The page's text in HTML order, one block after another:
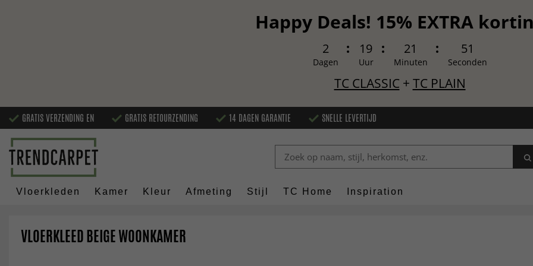
Happy Deals! 15% EXTRA
2
Dagen
19
Uur
21
Minuten
49
Seconden
TC CLASSIC+ TC PLAIN
GRATIS VERZENDING EN GRATIS RETOURZENDING 14 DAGEN GARANTIE SNELLE LEVERTIJD
Vloerkleden Kamer Kleur Afmeting Stijl TC Home Inspiration
VLOERKLEED BEIGE WOONKAMER